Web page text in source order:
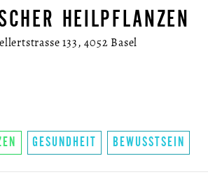
HEILPFLANZEN
133, 4052 Basel
GESUNDHEIT BEWUSSTSEIN